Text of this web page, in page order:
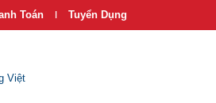
Toán | Tuyển Dụng
Việt